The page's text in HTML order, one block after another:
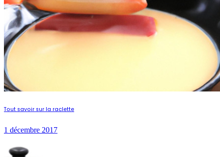
Tout savoir sur la raclette
1 décembre 2017